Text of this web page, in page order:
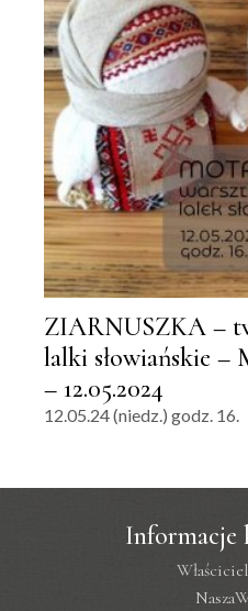
ZIARNUSZKA –
lalki słowiańskie
– 12.05.2024
12.05.24 (niedz.) godz. 16.
Informacje